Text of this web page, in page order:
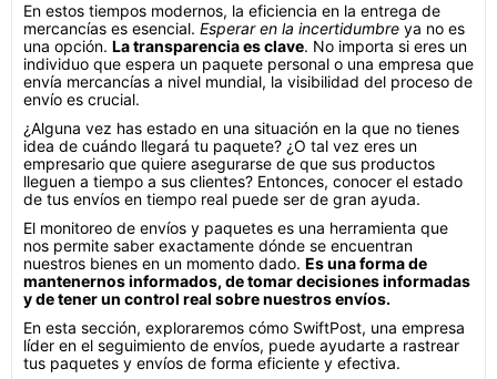
En estos tiempos modernos, la eficiencia en la entrega de
mercancías es esencial. Esperar en la incertidumbre ya no es
una opción. La transparencia es clave. No importa si eres un
individuo que espera un paquete personal o una empresa que
envía mercancías a nivel mundial, la visibilidad del proceso de
envío es crucial.
¿Alguna vez has estado en una situación en la que no tienes
idea de cuándo llegará tu paquete? ¿O tal vez eres un
empresario que quiere asegurarse de que sus productos
lleguen a tiempo a sus clientes? Entonces, conocer el estado
de tus envíos en tiempo real puede ser de gran ayuda.
El monitoreo de envíos y paquetes es una herramienta que
nos permite saber exactamente dónde se encuentran
nuestros bienes en un momento dado. Es una forma de
mantenernos informados, de tomar decisiones informadas
y de tener un control real sobre nuestros envíos.
En esta sección, exploraremos cómo SwiftPost, una empresa
líder en el seguimiento de envíos, puede ayudarte a rastrear
tus paquetes y envíos de forma eficiente y efectiva.